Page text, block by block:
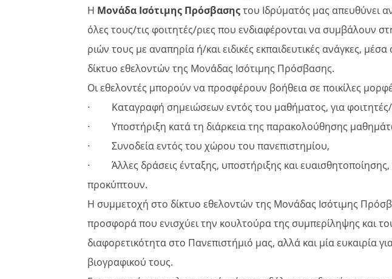
Η Μονάδα Ισότιμης Πρόσβασηςτου Ιδρύματός μας απευθύνει
όλες τους/τις φοιτητές/ριες που ενδιαφέρονται να συμβάλουν
ριών τους με αναπηρία ή/και ειδικές εκπαιδευτικές ανάγκες,
δίκτυο εθελοντών της Μονάδας Ισότιμης Πρόσβασης.
Οι εθελοντές μπορούν να προσφέρουν βοήθεια σε ποικίλες
· Καταγραφή σημειώσεων εντός του μαθήματος, για φοιτητές/
· Υποστήριξη κατά τη διάρκεια της παρακολούθησης
· Συνοδεία εντός του χώρου του πανεπιστημίου,
· Άλλες δράσεις ένταξης, υποστήριξης και ευαισθητοποίησης,
προκύπτουν.
Η συμμετοχή στο δίκτυο εθελοντών της Μονάδας Ισότιμης
προσφορά που ενισχύει την κουλτούρα της συμπερίληψης και
διαφορετικότητα στο Πανεπιστήμιό μας, αλλά και μία ευκαιρία
βιογραφικού τους.